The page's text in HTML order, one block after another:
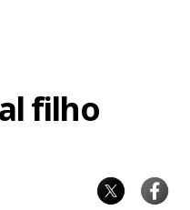
filho